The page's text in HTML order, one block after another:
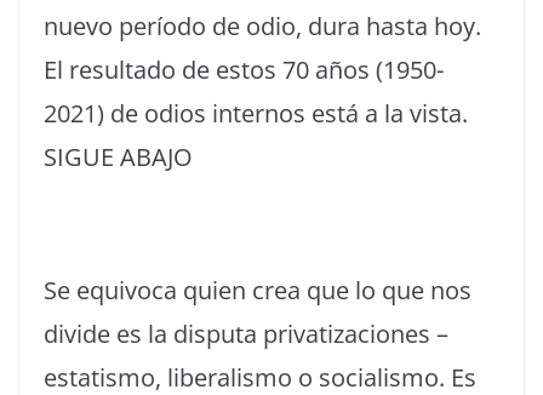
nuevo período de odio, dura hasta hoy.
El resultado de estos 70 años (1950-
2021) de odios internos está a la vista.
SIGUE ABAJO
Se equivoca quien crea que lo que nos
divide es la disputa privatizaciones –
estatismo, liberalismo o socialismo. Es